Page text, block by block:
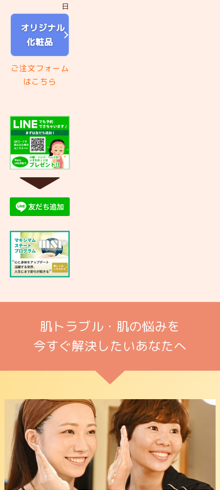
日
オリジナル
化粧品
ご注文フォーム
はこちら
▼
肌トラブル・肌の悩みを
今すぐ解決したいあなたへ